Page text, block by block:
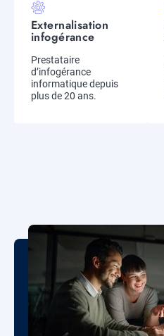
Picto
Titre
Externalisation
infogérance
Description
Prestataire
d’infogérance
informatique depuis
plus de 20 ans.
page